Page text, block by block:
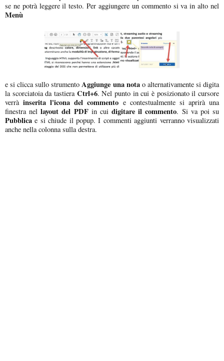
se ne potrà leggere il testo. Per aggiungere un commento si va in alto nel
Menù
e si clicca sullo strumentoAggiunge una notao alternativamente si digita
la scorciatoia da tastieraCtrl+6. Nel punto in cui è posizionato il cursore
verràinserita l'icona del commento e contestualmente si aprirà una
finestra nellayout del PDFin cuidigitare il commento. Si va poi su
Pubblicae si chiude il popup. I commenti aggiunti verranno visualizzati
anche nella colonna sulla destra.